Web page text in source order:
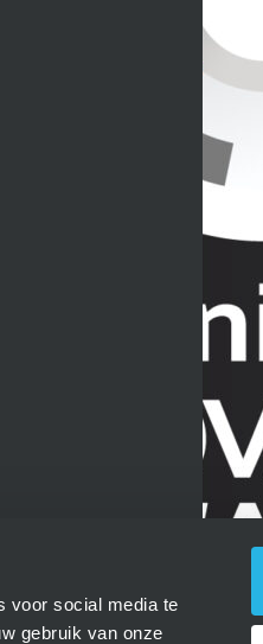
voor social media te
gebruik van onze